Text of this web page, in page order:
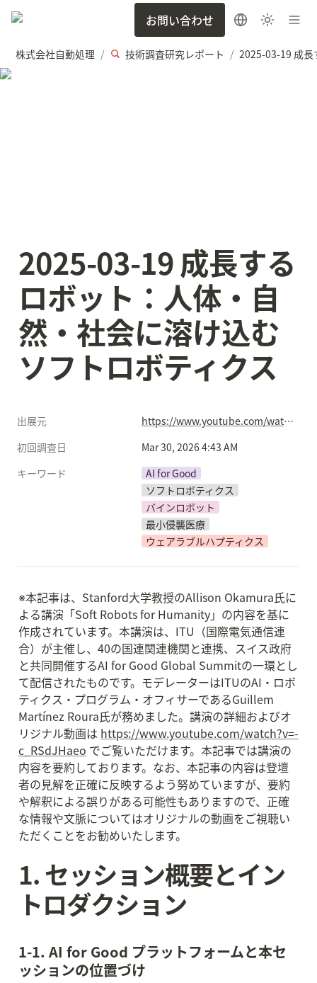
お問い合わせ
株式会社自動処理 / 技術調査研究レポート /
2025-03-19 成長する
ロボット：人体・自
然・社会に溶け込む
ソフトロボティクス
出展元
https://www.youtube.com/watch?v=-c_RSdJHaeo
初回調査日
Mar 30, 2026 4:43 AM
キーワード
AI for Good
ソフトロボティクス
バインロボット
最小侵襲医療
ウェアラブルハプティクス
※本記事は、Stanford大学教授のAllison Okamura氏に
よる講演「Soft Robots for Humanity」の内容を基に
作成されています。本講演は、ITU（国際電気通信連
合）が主催し、40の国連関連機関と連携、スイス政府
と共同開催するAI for Good Global Summitの一環とし
て配信されたものです。モデレーターはITUのAI・ロボ
ティクス・プログラム・オフィサーであるGuillem
Martínez Roura氏が務めました。講演の詳細およびオ
リジナル動画は https://www.youtube.com/watch?v=-
c_RSdJHaeo でご覧いただけます。本記事では講演の
内容を要約しております。なお、本記事の内容は登壇
者の見解を正確に反映するよう努めていますが、要約
や解釈による誤りがある可能性もありますので、正確
な情報や文脈についてはオリジナルの動画をご視聴い
ただくことをお勧めいたします。
1. セッション概要とイン
トロダクション
1-1. AI for Good プラットフォームと本セ
ッションの位置づけ